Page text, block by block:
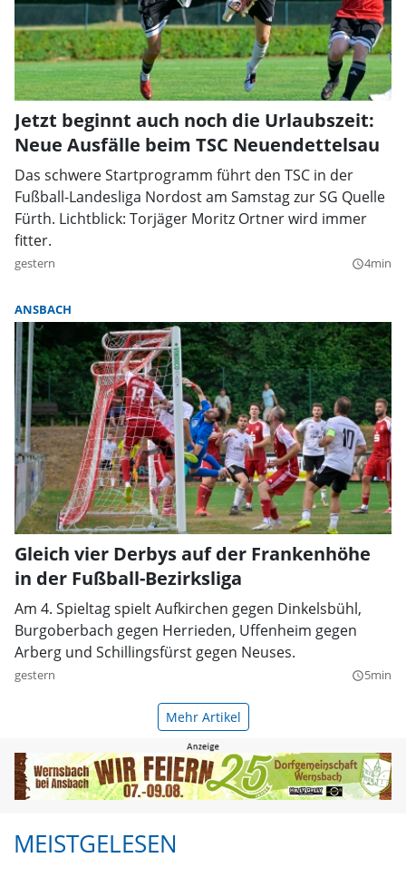
Jetzt beginnt auch noch die Urlaubszeit:
Neue Ausfälle beim TSC Neuendettelsau
Das schwere Startprogramm führt den TSC in der
Fußball-Landesliga Nordost am Samstag zur SG Quelle
Fürth. Lichtblick: Torjäger Moritz Ortner wird immer
fitter.
gestern query_builder4min
ANSBACH
Gleich vier Derbys auf der Frankenhöhe
in der Fußball-Bezirksliga
Am 4. Spieltag spielt Aufkirchen gegen Dinkelsbühl,
Burgoberbach gegen Herrieden, Uffenheim gegen
Arberg und Schillingsfürst gegen Neuses.
gestern query_builder5min
Mehr Artikel
MEISTGELESEN